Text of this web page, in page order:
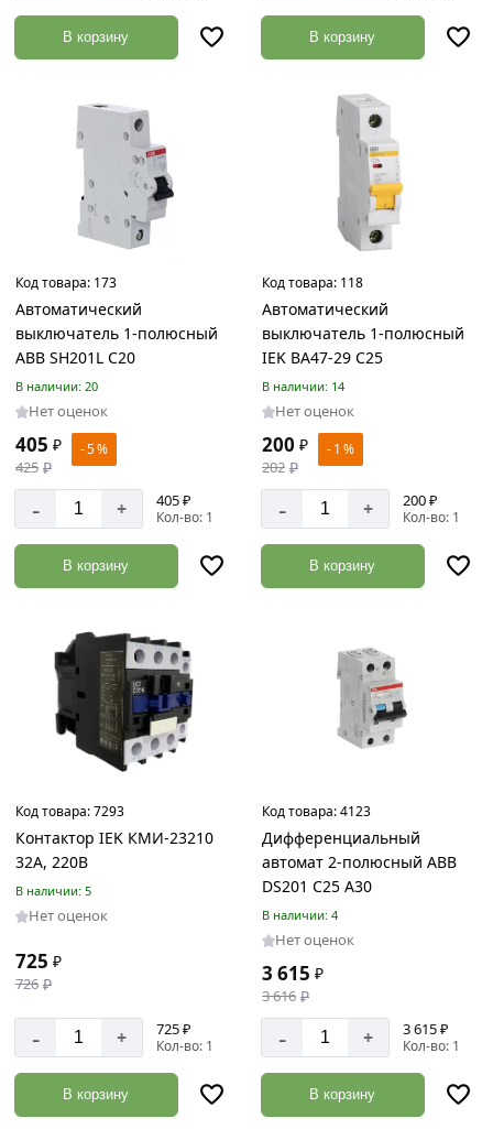
бетону
Товаров
Товаров
акции:
Слесарные
инструменты
Товаров
по
186
Перчатки
рукавицы
Товаров
по
акции:
Товаров
по
акции:
103
Товары
Товаров
по
акции:
240
Садовые
Товаров
16
Садовые
фитинги,
шланги
В корзину В корзину
Код товара: 173
Автоматический
выключатель 1-полюсный
ABB SH201L C20
В наличии: 20
Нет оценок
405 ₽
425 ₽
- 5 %
- + 405 ₽
Кол-во: 1
В корзину
Код товара: 118
Автоматический
выключатель 1-полюсный
IEK ВА47-29 С25
В наличии: 14
Нет оценок
200 ₽
202 ₽
- 1 %
- + 200 ₽
Кол-во: 1
В корзину
Код товара:7293
Контактор IEK КМИ-23210
32А, 220В
В наличии: 5
Нет оценок
725 ₽
726 ₽
- + 725 ₽
Кол-во: 1
В корзину
Код товара:4123
Дифференциальный
автомат 2-полюсный ABB
DS201 C25 A30
В наличии: 4
Нет оценок
3 615 ₽
3 616 ₽
- + 3 615 ₽
Кол-во: 1
В корзину